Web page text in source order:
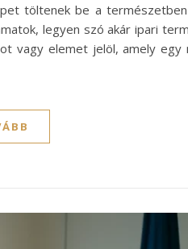
töltenek be a
legyen szó akár ipari
vagy elemet jelöl, amely